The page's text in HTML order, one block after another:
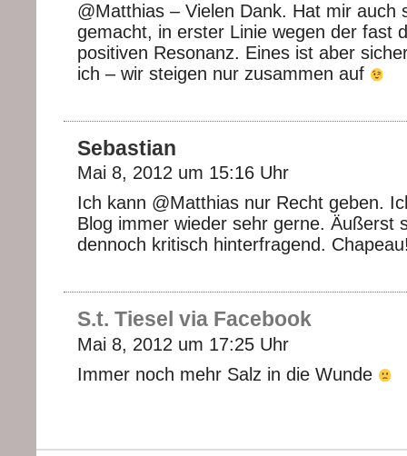
@Matthias – Vielen Dank. Hat mir auch
gemacht, in erster Linie wegen der fast
positiven Resonanz. Eines ist aber
ich – wir steigen nur zusammen auf
Sebastian
Mai 8, 2012 um 15:16 Uhr
Ich kann @Matthias nur Recht geben.
Blog immer wieder sehr gerne. Äußerst
dennoch kritisch hinterfragend.
S.t. Tiesel via Facebook
Mai 8, 2012 um 17:25 Uhr
Immer noch mehr Salz in die Wunde